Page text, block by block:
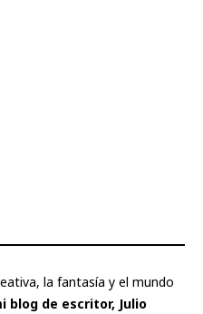
la fantasía y el mundo
blog de escritor, Julio